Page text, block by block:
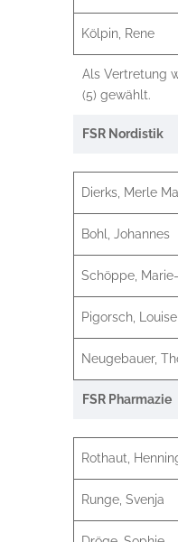
Kölpin, Rene
Als Vertretung
(5) gewählt.
FSR Nordistik
Dierks, Merle
Bohl, Johannes
Schöppe,
Pigorsch, Louise
Neugebauer,
FSR Pharmazie
Rothaut,
Runge, Svenja